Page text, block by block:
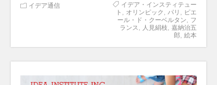
イデア通信
イデア・インスティテュー
ト
オリンピック パリ
ピエ
ール・ド・クーベルタン
フ
ランス
人見絹枝 嘉納治五
郎 絵本